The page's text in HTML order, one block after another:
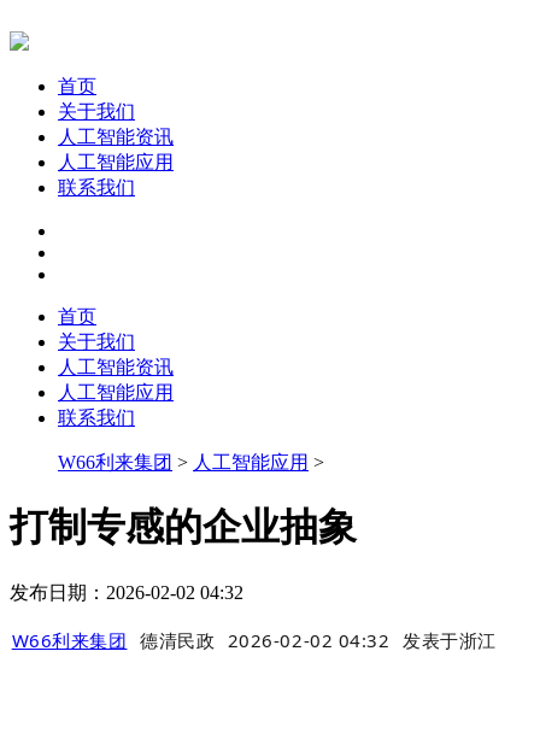
首页
关于我们
人工智能资讯
人工智能应用
联系我们
首页
关于我们
人工智能资讯
人工智能应用
联系我们
W66利来集团 > 人工智能应用 >
打制专感的企业抽象
发布日期：2026-02-02 04:32
W66利来集团 德清民政 2026-02-02 04:32 发表于浙江